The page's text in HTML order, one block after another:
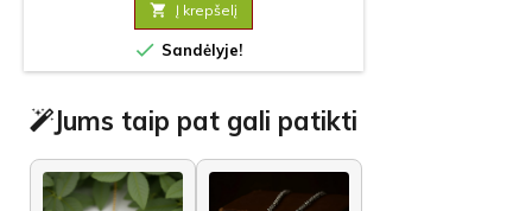
 Į krepšelį
 Sandėlyje!
Jums taip pat gali patikti